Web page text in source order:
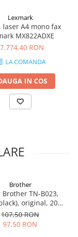
şi promovează
cadrul unui sistem de
cartuşului.
Lexmark
A4 mono fax
MX822ADXE
RON
LA COMANDA
IN COS
Brother
Brother TN-B023,
original, 2000
pagini
107,50 RON
97,50 RON